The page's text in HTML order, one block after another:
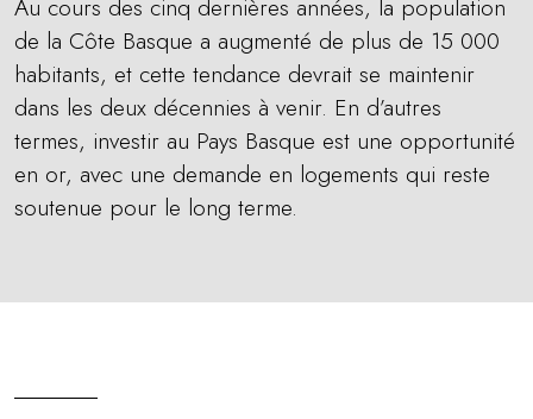
Au cours des cinq dernières années, la population
de la Côte Basque a augmenté de plus de 15 000
habitants, et cette tendance devrait se maintenir
dans les deux décennies à venir. En d’autres
termes, investir au Pays Basque est une opportunité
en or, avec une demande en logements qui reste
soutenue pour le long terme.